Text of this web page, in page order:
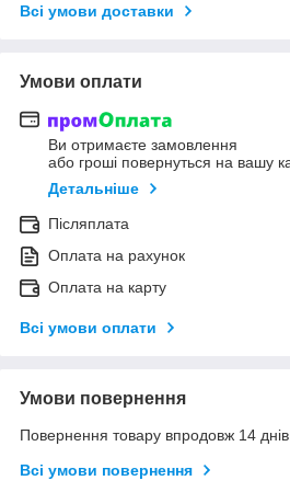
Всі умови доставки
Умови оплати
Ви отримаєте замовлення
або гроші повернуться на вашу
Детальніше
Післяплата
Оплата на рахунок
Оплата на карту
Всі умови оплати
Умови повернення
Повернення товару впродовж 14
Всі умови повернення